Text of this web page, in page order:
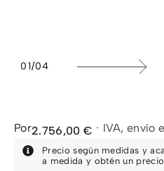
1/ 4
Por2.756,00 € · IVA, envío
Precio según medidas y
a medida y obtén un